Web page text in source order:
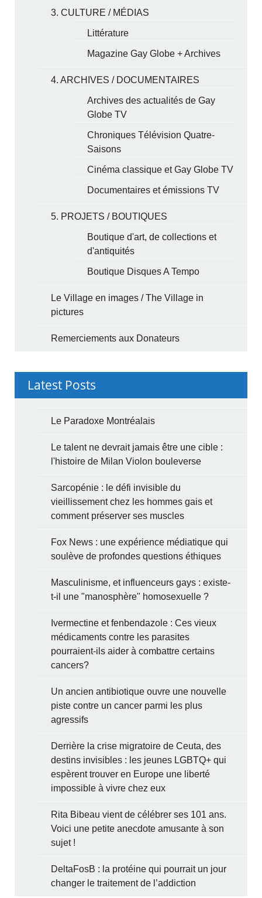
3. CULTURE / MÉDIAS
Littérature
Magazine Gay Globe + Archives
4. ARCHIVES / DOCUMENTAIRES
Archives des actualités de Gay
Globe TV
Chroniques Télévision Quatre-
Saisons
Cinéma classique et Gay Globe TV
Documentaires et émissions TV
5. PROJETS / BOUTIQUES
Boutique d'art, de collections et
d'antiquités
Boutique Disques A Tempo
Le Village en images / The Village in
pictures
Remerciements aux Donateurs
Latest Posts
Le Paradoxe Montréalais
Le talent ne devrait jamais être une cible :
l'histoire de Milan Violon bouleverse
Sarcopénie : le défi invisible du
vieillissement chez les hommes gais et
comment préserver ses muscles
Fox News : une expérience médiatique qui
soulève de profondes questions éthiques
Masculinisme, et influenceurs gays : existe-
t-il une "manosphère" homosexuelle ?
Ivermectine et fenbendazole : Ces vieux
médicaments contre les parasites
pourraient-ils aider à combattre certains
cancers?
Un ancien antibiotique ouvre une nouvelle
piste contre un cancer parmi les plus
agressifs
Derrière la crise migratoire de Ceuta, des
destins invisibles : les jeunes LGBTQ+ qui
espèrent trouver en Europe une liberté
impossible à vivre chez eux
Rita Bibeau vient de célébrer ses 101 ans.
Voici une petite anecdote amusante à son
sujet !
DeltaFosB : la protéine qui pourrait un jour
changer le traitement de l’addiction